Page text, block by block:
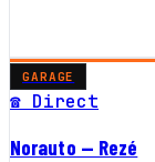
GARAGE
☎ Direct
Norauto — Rezé